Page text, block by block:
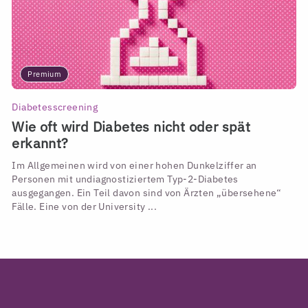
Premium
Diabetesscreening
Wie oft wird Diabetes nicht oder spät
erkannt?
Im Allgemeinen wird von einer hohen Dunkelziffer an
Personen mit undiagnostiziertem Typ-2-Diabetes
ausgegangen. Ein Teil davon sind von Ärzten „übersehene“
Fälle. Eine von der University ...